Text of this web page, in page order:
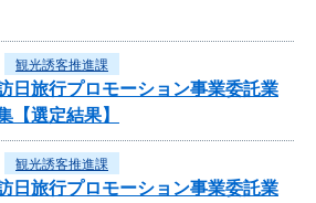
観光誘客推進課
日旅行プロモーション事業委託業
【選定結果】
観光誘客推進課
日旅行プロモーション事業委託業